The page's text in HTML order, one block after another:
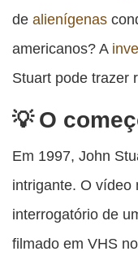
de alienígenas
americanos? A
Stuart pode trazer
O
Em 1997, John
intrigante. O vídeo
interrogatório de
filmado em VHS